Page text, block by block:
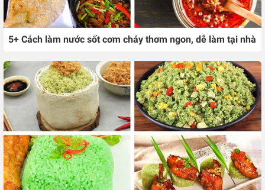
5+ Cách làm nước sốt cơm cháy thơm ngon, dễ làm tại nhà